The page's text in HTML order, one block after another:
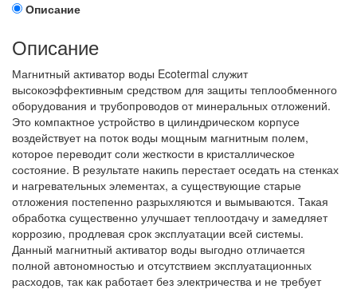
Описание
Описание
Магнитный активатор воды Ecotermal служит
высокоэффективным средством для защиты теплообменного
оборудования и трубопроводов от минеральных отложений.
Это компактное устройство в цилиндрическом корпусе
воздействует на поток воды мощным магнитным полем,
которое переводит соли жесткости в кристаллическое
состояние. В результате накипь перестает оседать на стенках
и нагревательных элементах, а существующие старые
отложения постепенно разрыхляются и вымываются. Такая
обработка существенно улучшает теплоотдачу и замедляет
коррозию, продлевая срок эксплуатации всей системы.
Данный магнитный активатор воды выгодно отличается
полной автономностью и отсутствием эксплуатационных
расходов, так как работает без электричества и не требует